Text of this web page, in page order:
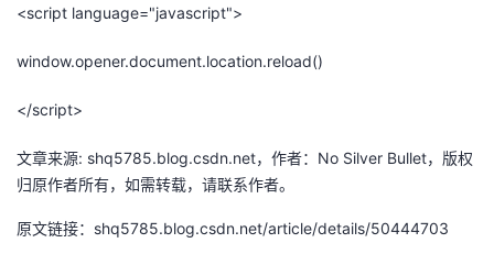
<script language="javascript">
window.opener.document.location.reload()
</script>
文章来源: shq5785.blog.csdn.net，作者：No Silver Bullet，版权
归原作者所有，如需转载，请联系作者。
原文链接：shq5785.blog.csdn.net/article/details/50444703